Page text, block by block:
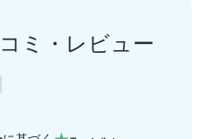
ミ・レビュー